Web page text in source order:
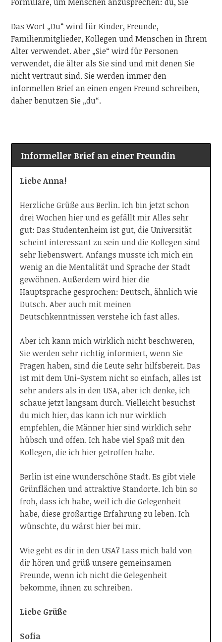
Das Wort „Du“ wird für Kinder, Freunde,
Familienmitglieder, Kollegen und Menschen in Ihrem
Alter verwendet. Aber „Sie“ wird für Personen
verwendet, die älter als Sie sind und mit denen Sie
nicht vertraut sind. Sie werden immer den
informellen Brief an einen engen Freund schreiben,
daher benutzen Sie „du“.
Informeller Brief an einer Freundin
Liebe Anna!
Herzliche Grüße aus Berlin. Ich bin jetzt schon
drei Wochen hier und es gefällt mir Alles sehr
gut: Das Studentenheim ist gut, die Universität
scheint interessant zu sein und die Kollegen sind
sehr liebenswert. Anfangs musste ich mich ein
wenig an die Mentalität und Sprache der Stadt
gewöhnen. Außerdem wird hier die
Hauptsprache gesprochen: Deutsch, ähnlich wie
Dutsch. Aber auch mit meinen
Deutschkenntnissen verstehe ich fast alles.
Aber ich kann mich wirklich nicht beschweren,
Sie werden sehr richtig informiert, wenn Sie
Fragen haben, sind die Leute sehr hilfsbereit. Das
ist mit dem Uni-System nicht so einfach, alles ist
sehr anders als in den USA, aber ich denke, ich
schaue jetzt langsam durch. Vielleicht besuchst
du mich hier, das kann ich nur wirklich
empfehlen, die Männer hier sind wirklich sehr
hübsch und offen. Ich habe viel Spaß mit den
Kollegen, die ich hier getroffen habe.
Berlin ist eine wunderschöne Stadt. Es gibt viele
Grünflächen und attraktive Standorte. Ich bin so
froh, dass ich habe, weil ich die Gelegenheit
habe, diese großartige Erfahrung zu leben. Ich
wünschte, du wärst hier bei mir.
Wie geht es dir in den USA? Lass mich bald von
dir hören und grüß unsere gemeinsamen
Freunde, wenn ich nicht die Gelegenheit
bekomme, ihnen zu schreiben.
Liebe Grüße
Sofia